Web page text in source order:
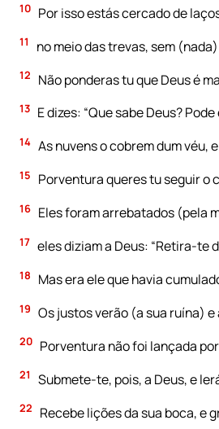
10 Por isso estás cercado de
11 no meio das trevas, sem
12 Não ponderas tu que Deus é
13 E dizes: “Que sabe Deus?
14 As nuvens o cobrem dum véu,
15 Porventura queres tu seguir o
16 Eles foram arrebatados (pela
17 eles diziam a Deus: “Retira-te
18 Mas era ele que havia
19 Os justos verão (a sua ruína)
20 Porventura não foi lançada
21 Submete-te, pois, a Deus, e
22 Recebe lições da sua boca, e